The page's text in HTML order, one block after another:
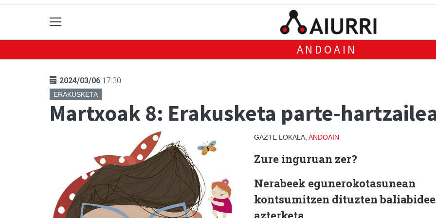
ANDOAIN
2024/03/06 17:30
ERAKUSKETA
Martxoak 8: Erakusketa parte-
GAZTE LOKALA, ANDOAIN
Zure inguruan zer?
Nerabeek egunerokotasunean
kontsumitzen dituzten